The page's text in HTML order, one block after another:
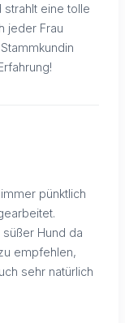
strahlt eine tolle
jeder Frau
pünktlich
Hund da
empfehlen,
sehr natürlich